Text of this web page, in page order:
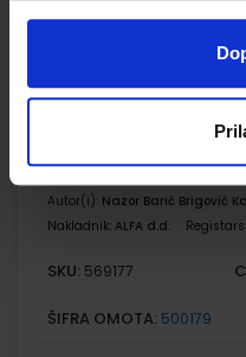
ŠIFRA OMOTA:500175
POVIJEST 8; udžbenik iz
škole
Autor(i): Nazor Barić Brigović
Nakladnik: ALFA d.d.
SKU: 569177
ŠIFRA OMOTA: 500179